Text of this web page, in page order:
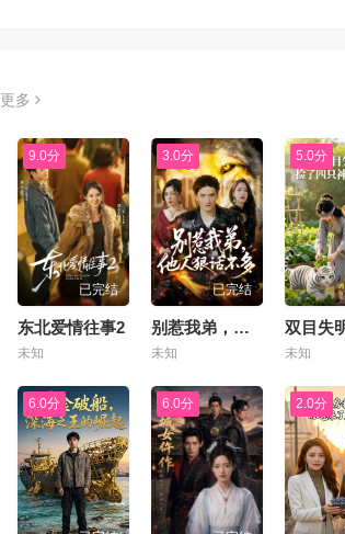
更多
9.0分
已完结
东北爱情往事2
未知
3.0分
已完结
别惹我弟，他人狠话不多
未知
5.0分
未知
6.0分 6.0分 2.0分